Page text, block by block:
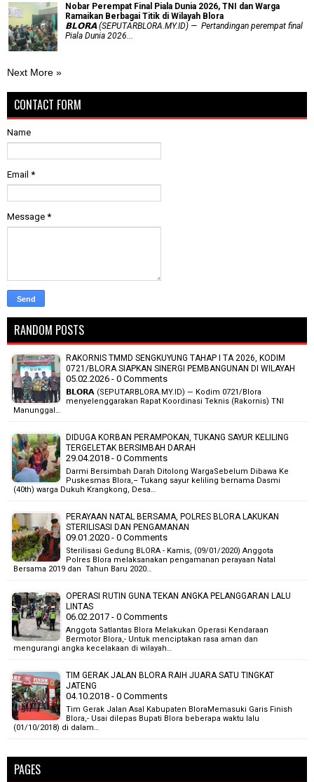
Nobar Perempat Final Piala Dunia 2026, TNI dan Warga
Ramaikan Berbagai Titik di Wilayah Blora
𝗕𝗟𝗢𝗥𝗔 (SEPUTARBLORA.MY.ID) — Pertandingan perempat final
Piala Dunia 2026...
Next More »
CONTACT FORM
Name
Email *
Message *
RANDOM POSTS
RAKORNIS TMMD SENGKUYUNG TAHAP I TA 2026, KODIM
0721/BLORA SIAPKAN SINERGI PEMBANGUNAN DI WILAYAH
05.02.2026 - 0 Comments
𝗕𝗟𝗢𝗥𝗔 (SEPUTARBLORA.MY.ID) — Kodim 0721/Blora
menyelenggarakan Rapat Koordinasi Teknis (Rakornis) TNI
Manunggal…
DIDUGA KORBAN PERAMPOKAN, TUKANG SAYUR KELILING
TERGELETAK BERSIMBAH DARAH
29.04.2018 - 0 Comments
Darmi Bersimbah Darah Ditolong WargaSebelum Dibawa Ke
Puskesmas Blora,– Tukang sayur keliling bernama Dasmi
(40th) warga Dukuh Krangkong, Desa…
PERAYAAN NATAL BERSAMA, POLRES BLORA LAKUKAN
STERILISASI DAN PENGAMANAN
09.01.2020 - 0 Comments
Sterilisasi Gedung BLORA - Kamis, (09/01/2020) Anggota
Polres Blora melaksanakan pengamanan perayaan Natal
Bersama 2019 dan Tahun Baru 2020…
OPERASI RUTIN GUNA TEKAN ANGKA PELANGGARAN LALU
LINTAS
06.02.2017 - 0 Comments
Anggota Satlantas Blora Melakukan Operasi Kendaraan
Bermotor Blora,- Untuk menciptakan rasa aman dan
mengurangi angka kecelakaan di wilayah…
TIM GERAK JALAN BLORA RAIH JUARA SATU TINGKAT
JATENG
04.10.2018 - 0 Comments
Tim Gerak Jalan Asal Kabupaten BloraMemasuki Garis Finish
Blora,- Usai dilepas Bupati Blora beberapa waktu lalu
(01/10/2018) di dalam…
PAGES